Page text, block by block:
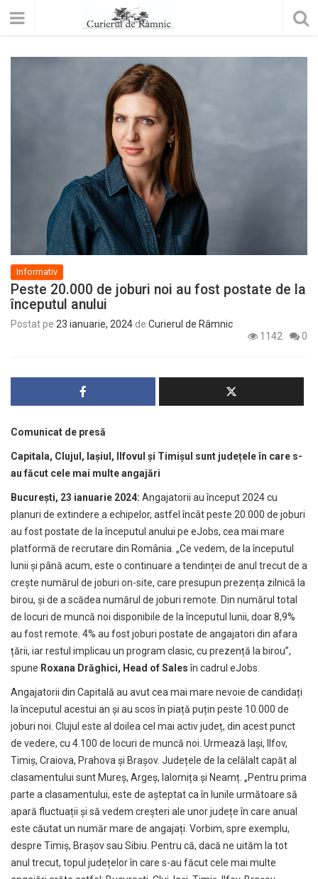
Informativ
Peste 20.000 de joburi noi au fost postate de la
începutul anului
Postat pe 23 ianuarie, 2024 de Curierul de Râmnic
1142
0
Comunicat de presă
Capitala, Clujul, Iașiul, Ilfovul și Timișul sunt județele în care s-
au făcut cele mai multe angajări
București, 23 ianuarie 2024: Angajatorii au început 2024 cu
planuri de extindere a echipelor, astfel încât peste 20.000 de joburi
au fost postate de la începutul anului pe eJobs, cea mai mare
platformă de recrutare din România. „Ce vedem, de la începutul
lunii și până acum, este o continuare a tendinței de anul trecut de a
crește numărul de joburi on-site, care presupun prezența zilnică la
birou, și de a scădea numărul de joburi remote. Din numărul total
de locuri de muncă noi disponibile de la începutul lunii, doar 8,9%
au fost remote. 4% au fost joburi postate de angajatori din afara
țării, iar restul implicau un program clasic, cu prezență la birou”,
spune Roxana Drăghici, Head of Salesîn cadrul eJobs.
Angajatorii din Capitală au avut cea mai mare nevoie de candidați
la începutul acestui an și au scos în piață puțin peste 10.000 de
joburi noi. Clujul este al doilea cel mai activ județ, din acest punct
de vedere, cu 4.100 de locuri de muncă noi. Urmează Iași, Ilfov,
Timiș, Craiova, Prahova și Brașov. Județele de la celălalt capăt al
clasamentului sunt Mureș, Argeș, Ialomița și Neamț. „Pentru prima
parte a clasamentului, este de așteptat ca în lunile următoare să
apară fluctuații și să vedem creșteri ale unor județe în care anual
este căutat un număr mare de angajați. Vorbim, spre exemplu,
despre Timiș, Brașov sau Sibiu. Pentru că, dacă ne uităm la tot
anul trecut, topul județelor în care s-au făcut cele mai multe